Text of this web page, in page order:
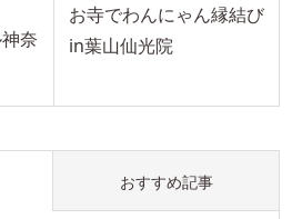
奈
お寺でわんにゃん縁結び
in葉山仙光院
おすすめ記事